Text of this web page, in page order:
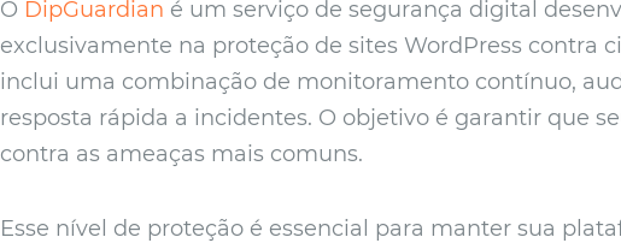
O DipGuardian é um serviço de segurança digital
exclusivamente na proteção de sites WordPress contra
inclui uma combinação de monitoramento contínuo,
resposta rápida a incidentes. O objetivo é garantir que
contra as ameaças mais comuns.
Esse nível de proteção é essencial para manter sua